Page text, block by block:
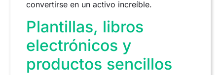
convertirse en un activo increíble.
Plantillas, libros
electrónicos y
productos sencillos